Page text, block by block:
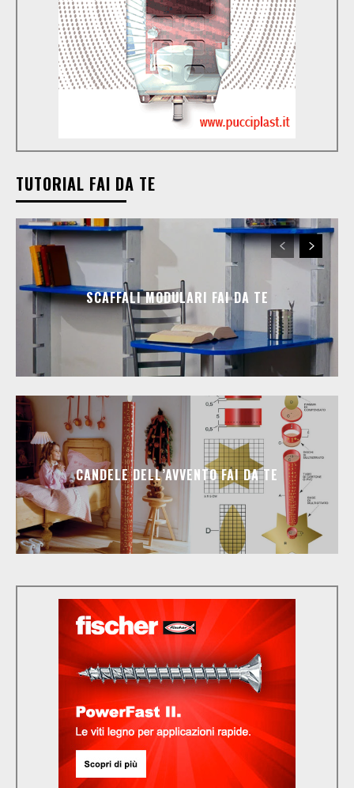
TUTORIAL FAI DA TE
SCAFFALI MODULARI FAI DA TE
CANDELE DELL’AVVENTO FAI DA TE